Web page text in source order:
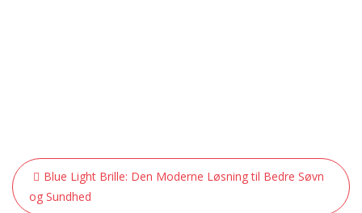
Indlægsnavigation
Blue Light Brille: Den Moderne Løsning til Bedre Søvn
og Sundhed